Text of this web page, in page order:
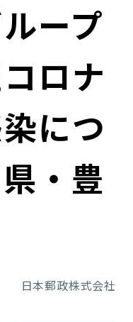
ープ
ロナ
につ
・豊
日本郵政株式会社